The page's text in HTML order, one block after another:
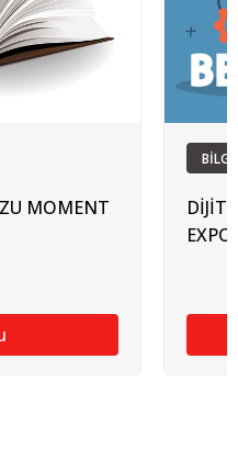
MOMENT